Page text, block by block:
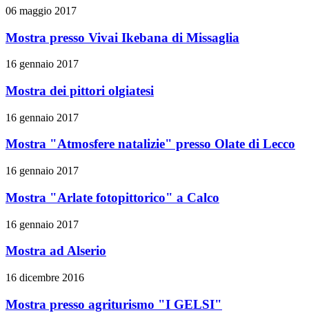
06 maggio 2017
Mostra presso Vivai Ikebana di Missaglia
16 gennaio 2017
Mostra dei pittori olgiatesi
16 gennaio 2017
Mostra "Atmosfere natalizie" presso Olate di Lecco
16 gennaio 2017
Mostra "Arlate fotopittorico" a Calco
16 gennaio 2017
Mostra ad Alserio
16 dicembre 2016
Mostra presso agriturismo "I GELSI"